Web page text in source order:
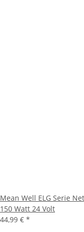
Mean Well ELG Serie
150 Watt 24 Volt
44,99 € *